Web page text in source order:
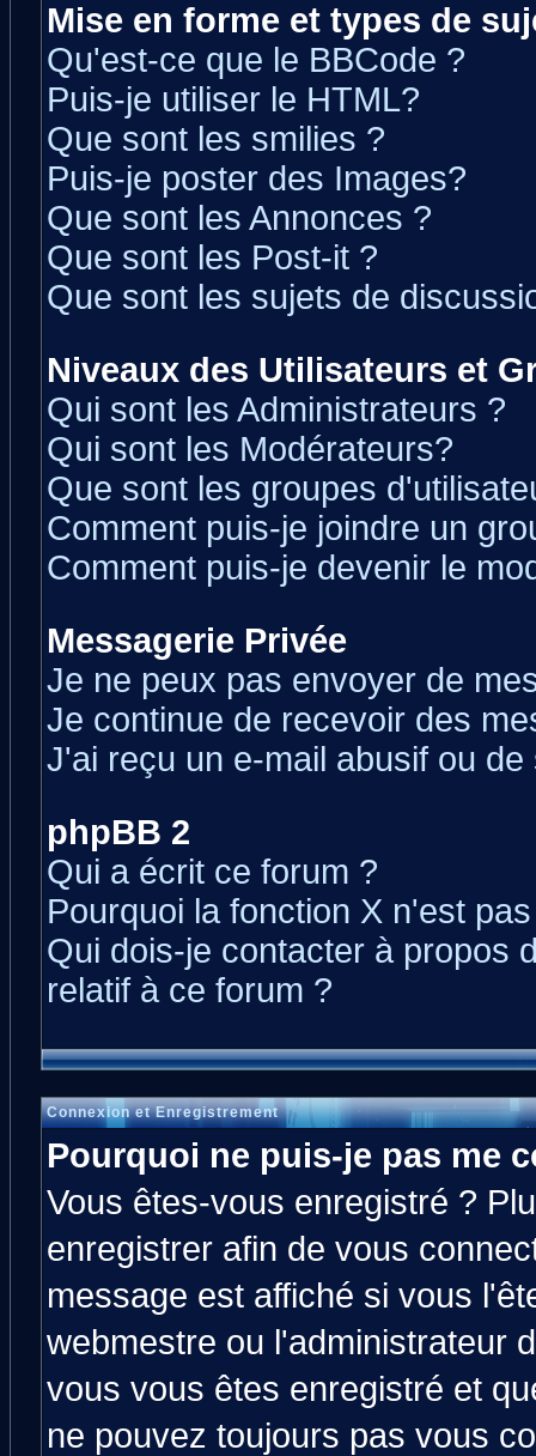
Mise en forme et types de
Qu'est-ce que le BBCode ?
Puis-je utiliser le HTML?
Que sont les smilies ?
Puis-je poster des Images?
Que sont les Annonces ?
Que sont les Post-it ?
Que sont les sujets de
Niveaux des Utilisateurs et
Qui sont les Administrateurs ?
Qui sont les Modérateurs?
Que sont les groupes
Comment puis-je joindre un
Comment puis-je devenir le
Messagerie Privée
Je ne peux pas envoyer de
Je continue de recevoir des
J'ai reçu un e-mail abusif ou
phpBB 2
Qui a écrit ce forum ?
Pourquoi la fonction X n'est
Qui dois-je contacter à propos
relatif à ce forum ?
Connexion et Enregistrement
Pourquoi ne puis-je pas me
Vous êtes-vous enregistré ?
enregistrer afin de vous
message est affiché si vous
webmestre ou l'administrateur
vous vous êtes enregistré et
ne pouvez toujours pas vous